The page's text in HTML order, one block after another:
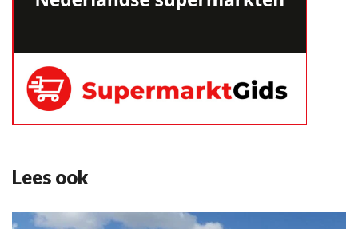
Lees ook